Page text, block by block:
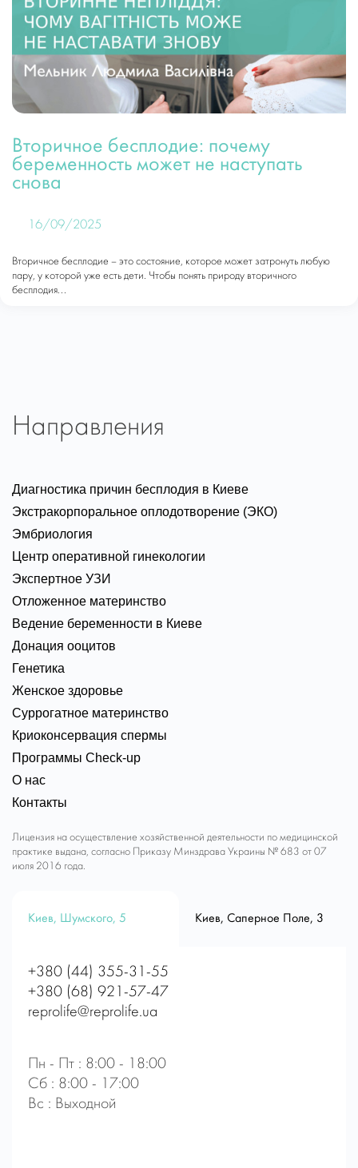
Вторичное бесплодие: почему
беременность может не наступать
снова
16/09/2025
Вторичное бесплодие – это состояние, которое может затронуть любую
пару, у которой уже есть дети. Чтобы понять природу вторичного
бесплодия...
Направления
Диагностика причин бесплодия в Киеве
Экстракорпоральное оплодотворение (ЭКО)
Эмбриология
Центр оперативной гинекологии
Экспертное УЗИ
Отложенное материнство
Ведение беременности в Киеве
Донация ооцитов
Генетика
Женское здоровье
Суррогатное материнство
Криоконсервация спермы
Программы Check-up
О нас
Контакты
Лицензия на осуществление хозяйственной деятельности по медицинской
практике выдана, согласно Приказу Минздрава Украины № 683 от 07
июля 2016 года.
Киев, Шумского, 5 Киев, Саперное Поле, 3
+380 (44) 355-31-55
+380 (68) 921-57-47
reprolife@reprolife.ua
Пн - Пт : 8:00 - 18:00
Сб : 8:00 - 17:00
Вс : Выходной